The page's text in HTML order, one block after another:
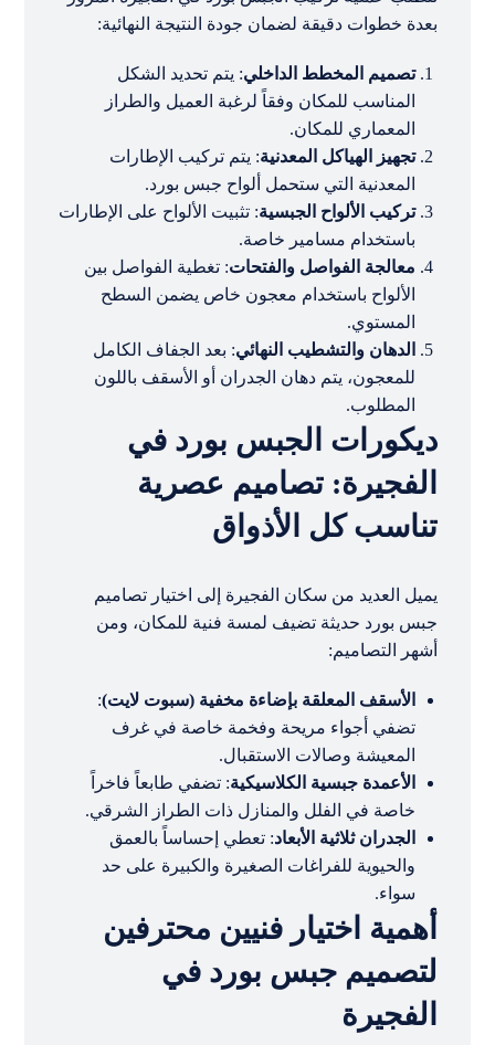
بعدة خطوات دقيقة لضمان جودة النتيجة النهائية:
تصميم المخطط الداخلي: يتم تحديد الشكل
المناسب للمكان وفقاً لرغبة العميل والطراز
المعماري للمكان.
تجهيز الهياكل المعدنية: يتم تركيب الإطارات
المعدنية التي ستحمل ألواح جبس بورد.
تركيب الألواح الجبسية: تثبيت الألواح على الإطارات
باستخدام مسامير خاصة.
معالجة الفواصل والفتحات: تغطية الفواصل بين
الألواح باستخدام معجون خاص يضمن السطح
المستوي.
الدهان والتشطيب النهائي: بعد الجفاف الكامل
للمعجون، يتم دهان الجدران أو الأسقف باللون
المطلوب.
ديكورات الجبس بورد في
الفجيرة: تصاميم عصرية
تناسب كل الأذواق
يميل العديد من سكان الفجيرة إلى اختيار تصاميم
جبس بورد حديثة تضيف لمسة فنية للمكان، ومن
أشهر التصاميم:
الأسقف المعلقة بإضاءة مخفية (سبوت لايت):
تضفي أجواء مريحة وفخمة خاصة في غرف
المعيشة وصالات الاستقبال.
الأعمدة جبسية الكلاسيكية: تضفي طابعاً فاخراً
خاصة في الفلل والمنازل ذات الطراز الشرقي.
الجدران ثلاثية الأبعاد: تعطي إحساساً بالعمق
والحيوية للفراغات الصغيرة والكبيرة على حد
سواء.
أهمية اختيار فنيين محترفين
لتصميم جبس بورد في
الفجيرة